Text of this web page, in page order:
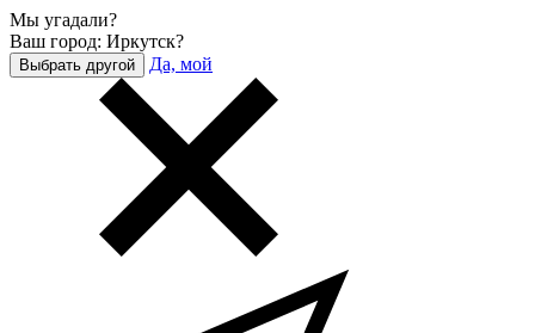
Мы угадали?
Ваш город: Иркутск?
Выбрать другой Да, мой